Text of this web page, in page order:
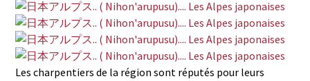
Les charpentiers de la région sont réputés pour leurs